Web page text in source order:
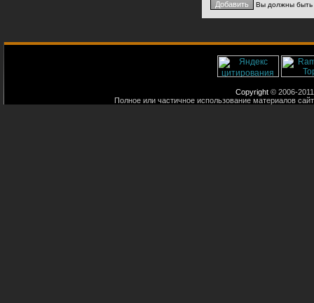
Вы должны быть
Copyright © 2006-
Полное или частичное использование материалов